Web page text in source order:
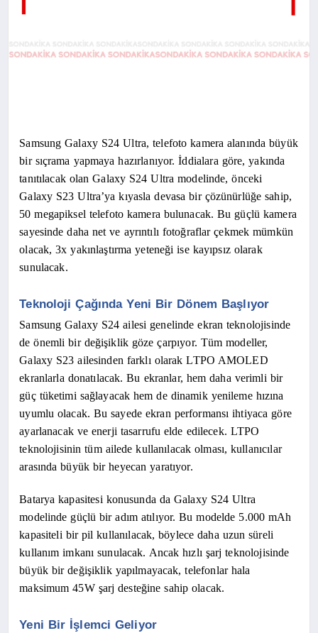
Samsung Galaxy S24 Ultra, telefoto kamera alanında büyük
bir sıçrama yapmaya hazırlanıyor. İddialara göre, yakında
tanıtılacak olan Galaxy S24 Ultra modelinde, önceki
Galaxy S23 Ultra’ya kıyasla devasa bir çözünürlüğe sahip,
50 megapiksel telefoto kamera bulunacak. Bu güçlü kamera
sayesinde daha net ve ayrıntılı fotoğraflar çekmek mümkün
olacak, 3x yakınlaştırma yeteneği ise kayıpsız olarak
sunulacak.
Teknoloji Çağında Yeni Bir Dönem Başlıyor
Samsung Galaxy S24 ailesi genelinde ekran teknolojisinde
de önemli bir değişiklik göze çarpıyor. Tüm modeller,
Galaxy S23 ailesinden farklı olarak LTPO AMOLED
ekranlarla donatılacak. Bu ekranlar, hem daha verimli bir
güç tüketimi sağlayacak hem de dinamik yenileme hızına
uyumlu olacak. Bu sayede ekran performansı ihtiyaca göre
ayarlanacak ve enerji tasarrufu elde edilecek. LTPO
teknolojisinin tüm ailede kullanılacak olması, kullanıcılar
arasında büyük bir heyecan yaratıyor.
Batarya kapasitesi konusunda da Galaxy S24 Ultra
modelinde güçlü bir adım atılıyor. Bu modelde 5.000 mAh
kapasiteli bir pil kullanılacak, böylece daha uzun süreli
kullanım imkanı sunulacak. Ancak hızlı şarj teknolojisinde
büyük bir değişiklik yapılmayacak, telefonlar hala
maksimum 45W şarj desteğine sahip olacak.
Yeni Bir İşlemci Geliyor